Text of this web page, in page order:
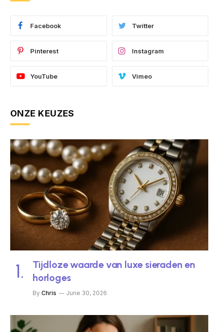
Facebook Twitter
Pinterest Instagram
YouTube Vimeo
ONZE KEUZES
Tijdloze waarde van luxe sieraden en
horloges
By Chris June 30, 2026